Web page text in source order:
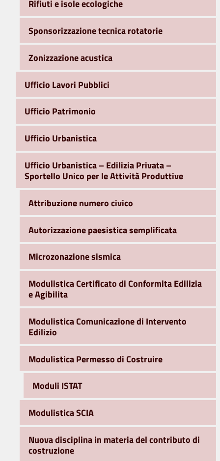
Rifiuti e isole ecologiche
Sponsorizzazione tecnica rotatorie
Zonizzazione acustica
Ufficio Lavori Pubblici
Ufficio Patrimonio
Ufficio Urbanistica
Ufficio Urbanistica – Edilizia Privata –
Sportello Unico per le Attività Produttive
Attribuzione numero civico
Autorizzazione paesistica semplificata
Microzonazione sismica
Modulistica Certificato di Conformita Edilizia
e Agibilita
Modulistica Comunicazione di Intervento
Edilizio
Modulistica Permesso di Costruire
Moduli ISTAT
Modulistica SCIA
Nuova disciplina in materia del contributo di
costruzione